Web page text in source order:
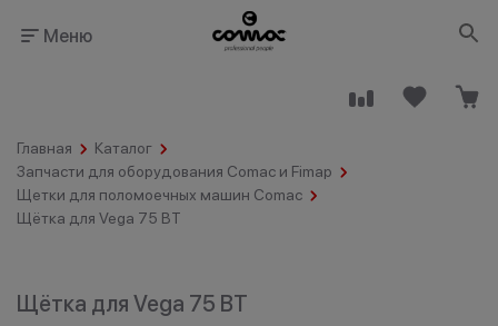
Меню
Главная
Каталог
Запчасти для оборудования Comac и Fimap
Щетки для поломоечных машин Comac
Щётка для Vega 75 BT
Щётка для Vega 75 BT
назначения